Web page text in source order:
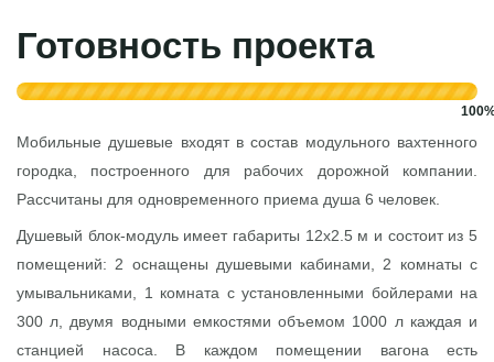
Готовность проекта
Мобильные душевые входят в состав модульного вахтенного
городка, построенного для рабочих дорожной компании.
Рассчитаны для одновременного приема душа 6 человек.
Душевый блок-модуль имеет габариты 12x2.5 м и состоит из 5
помещений: 2 оснащены душевыми кабинами, 2 комнаты с
умывальниками, 1 комната с установленными бойлерами на
300 л, двумя водными емкостями объемом 1000 л каждая и
станцией насоса. В каждом помещении вагона есть